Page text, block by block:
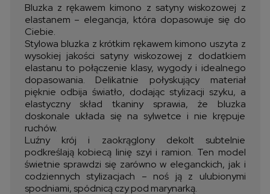
Bluzka z rękawem kimono z satyny wiskozowej z
elastanem – elegancja, która dopasowuje się do
Ciebie.
Stylowa bluzka z krótkim rękawem kimono uszyta z
wysokiej jakości satyny wiskozowej z dodatkiem
elastanu to połączenie klasy, wygody i idealnego
dopasowania. Delikatnie połyskujący materiał
pięknie odbija światło, dodając stylizacji szyku, a
elastyczny skład tkaniny sprawia, że bluzka
doskonale układa się na sylwetce i nie krępuje
ruchów.
Luźny krój i zaokrąglony dekolt subtelnie
podkreślają kobiecą linię szyi i ramion. Ten model
świetnie sprawdzi się zarówno w eleganckich, jak i
codziennych stylizacjach – noś ją z ulubionymi
spodniami, spódnicą czy pod marynarką.